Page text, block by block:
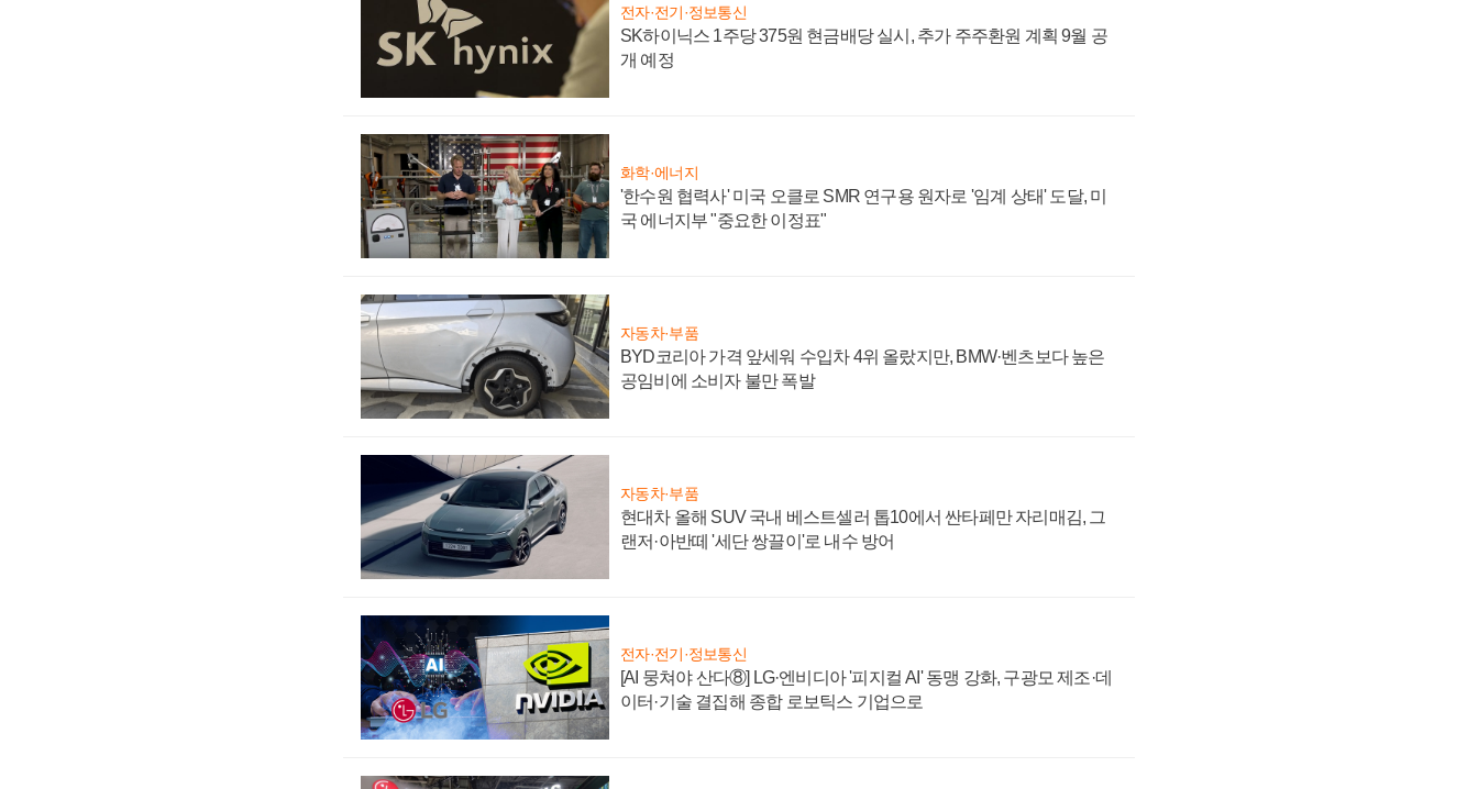
전자·전기·정보통신
SK하이닉스 1주당 375원 현금배당 실시, 추가 주주환원 계획 9월 공
개 예정
화학·에너지
'한수원 협력사' 미국 오클로 SMR 연구용 원자로 '임계 상태' 도달, 미
국 에너지부 "중요한 이정표"
자동차·부품
BYD코리아 가격 앞세워 수입차 4위 올랐지만, BMW·벤츠보다 높은
공임비에 소비자 불만 폭발
자동차·부품
현대차 올해 SUV 국내 베스트셀러 톱10에서 싼타페만 자리매김, 그
랜저·아반떼 '세단 쌍끌이'로 내수 방어
전자·전기·정보통신
[AI 뭉쳐야 산다⑧] LG·엔비디아 '피지컬 AI' 동맹 강화, 구광모 제조·데
이터·기술 결집해 종합 로보틱스 기업으로